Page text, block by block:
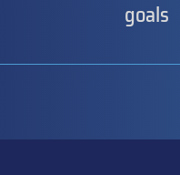
goals